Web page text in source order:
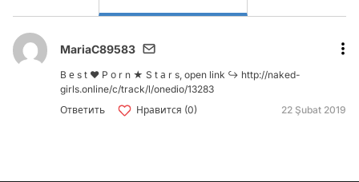
MariaC89583
B е s t ❤️ P о r n ★ S t а r s, open link ↪ http://naked-
girls.online/c/track/l/onedio/13283
Ответить
Нравится (0) 22 Şubat 2019